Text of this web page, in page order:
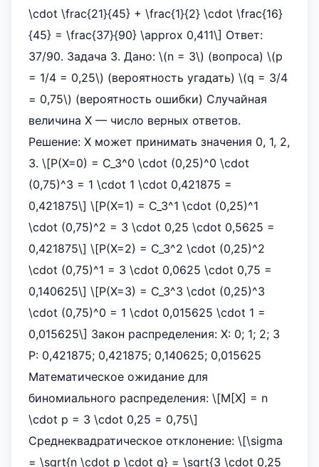
\cdot \frac{21}{45} + \frac{1}{2} \cdot \frac{16}
{45} = \frac{37}{90} \approx 0,411\] Ответ:
37/90. Задача 3. Дано: \(n = 3\) (вопроса) \(p
= 1/4 = 0,25\) (вероятность угадать) \(q = 3/4
= 0,75\) (вероятность ошибки) Случайная
величина X — число верных ответов.
Решение: X может принимать значения 0, 1, 2,
3. \[P(X=0) = C_3^0 \cdot (0,25)^0 \cdot
(0,75)^3 = 1 \cdot 1 \cdot 0,421875 =
0,421875\] \[P(X=1) = C_3^1 \cdot (0,25)^1
\cdot (0,75)^2 = 3 \cdot 0,25 \cdot 0,5625 =
0,421875\] \[P(X=2) = C_3^2 \cdot (0,25)^2
\cdot (0,75)^1 = 3 \cdot 0,0625 \cdot 0,75 =
0,140625\] \[P(X=3) = C_3^3 \cdot (0,25)^3
\cdot (0,75)^0 = 1 \cdot 0,015625 \cdot 1 =
0,015625\] Закон распределения: X: 0; 1; 2; 3
P: 0,421875; 0,421875; 0,140625; 0,015625
Математическое ожидание для
биномиального распределения: \[M[X] = n
\cdot p = 3 \cdot 0,25 = 0,75\]
Среднеквадратическое отклонение: \[\sigma
= \sqrt{n \cdot p \cdot q} = \sqrt{3 \cdot 0,25